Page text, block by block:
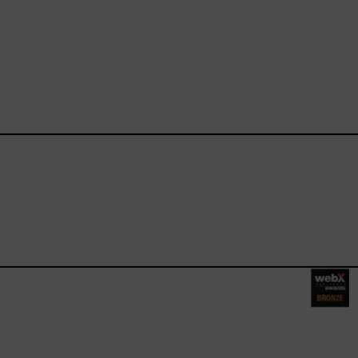
happysizes/
user/